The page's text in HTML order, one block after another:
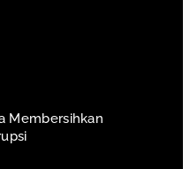
Membersihkan